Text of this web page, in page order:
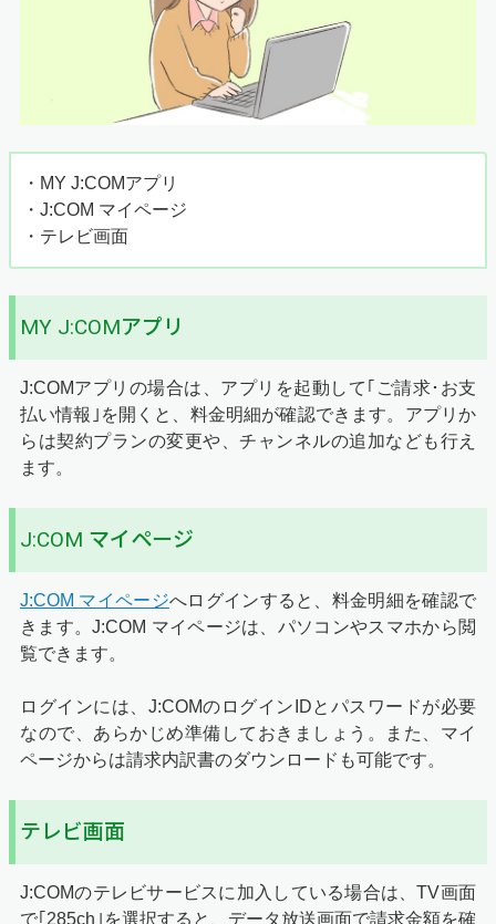
・MY J:COMアプリ
・J:COM マイページ
・テレビ画面
MY J:COMアプリ
J:COMアプリの場合は、アプリを起動して｢ご請求･お支
払い情報｣を開くと、料金明細が確認できます。アプリか
らは契約プランの変更や、チャンネルの追加なども行え
ます。
J:COM マイページ
J:COM マイページへログインすると、料金明細を確認で
きます。J:COM マイページは、パソコンやスマホから閲
覧できます。
ログインには、J:COMのログインIDとパスワードが必要
なので、あらかじめ準備しておきましょう。また、マイ
ページからは請求内訳書のダウンロードも可能です。
テレビ画面
J:COMのテレビサービスに加入している場合は、TV画面
で｢285ch｣を選択すると、データ放送画面で請求金額を確